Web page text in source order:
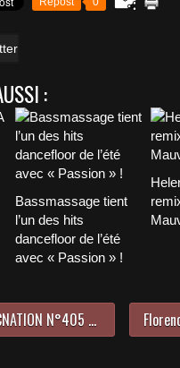
:
Bassmassage tient
l’un des hits
dancefloor de l’été
avec « Passion » !
LE TOP 30 MUSICNATION N°405 - 19 MARS 2023